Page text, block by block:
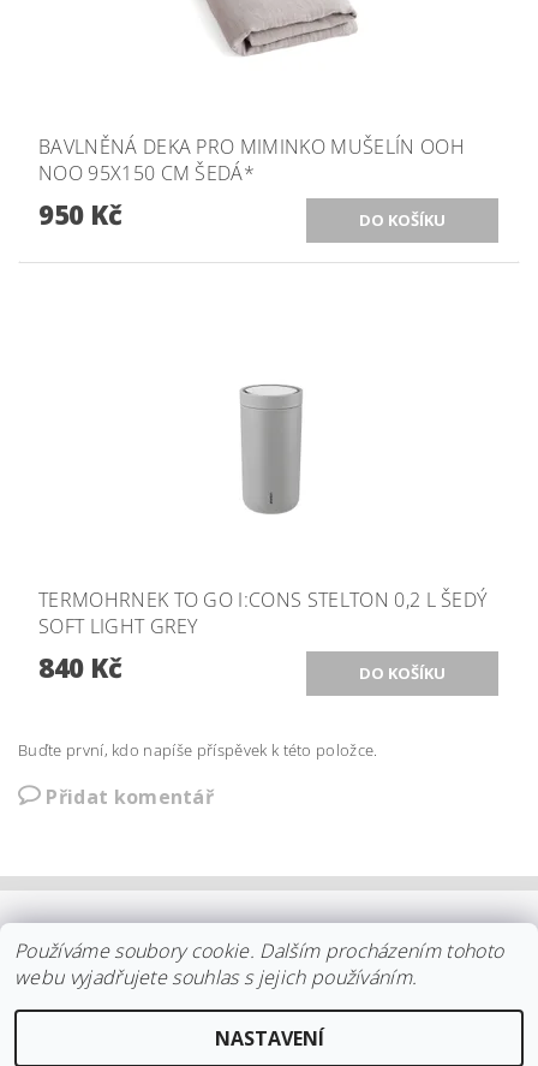
BAVLNĚNÁ DEKA PRO MIMINKO MUŠELÍN OOH
NOO 95X150 CM ŠEDÁ*
950 Kč
TERMOHRNEK TO GO I:CONS STELTON 0,2 L ŠEDÝ
SOFT LIGHT GREY
840 Kč
Buďte první, kdo napíše příspěvek k této položce.
Přidat komentář
| KOLEKCE STELTON | DISTRIBUCE IITTALA |
REKLAMACE/ODSTOUPENÍ | VŠE O NÁKUPU | KDO JSME
KONTAKT
Používáme soubory cookie. Dalším procházením tohoto
webu vyjadřujete souhlas s jejich používáním.
NASTAVENÍ